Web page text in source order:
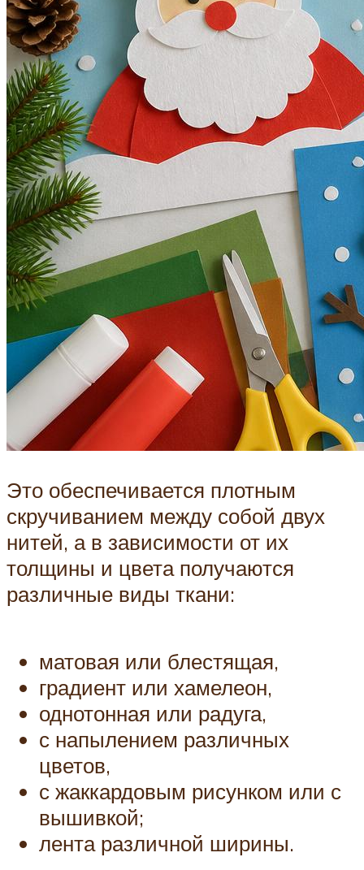
Это обеспечивается плотным
скручиванием между собой двух
нитей, а в зависимости от их
толщины и цвета получаются
различные виды ткани:
матовая или блестящая,
градиент или хамелеон,
однотонная или радуга,
с напылением различных
цветов,
с жаккардовым рисунком или с
вышивкой;
лента различной ширины.